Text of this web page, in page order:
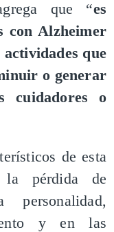
que “es
con Alzheimer
actividades que
o generar
cuidadores o
de esta
la pérdida de
y en las